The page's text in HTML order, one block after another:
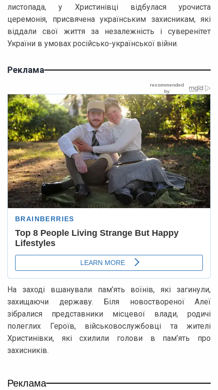
листопада, у Христинівці відбулася урочиста
церемонія, присвячена українським захисникам, які
віддали свої життя за незалежність і суверенітет
України в умовах російсько-української війни.
Реклама
На заході вшанували пам’ять воїнів, які загинули,
захищаючи державу. Біля новоствореної Алеї
зібралися представники місцевої влади, родичі
полеглих Героїв, військовослужбовці та жителі
Христинівки, які схилили голови в пам’ять про
захисників.
Реклама